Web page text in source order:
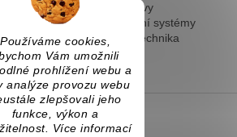
Používáme cookies,
Vám umožnili
prohlížení webu a
analýze provozu webu
zlepšovali jeho
funkce, výkon a
Více informací
vody - kompletní sestavy
systémy
Ostrovní solární systémy
tažné
Hevery a dílenská technika
ohřev vody
Vytvořil Shoptet